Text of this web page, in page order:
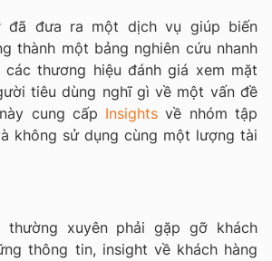
đã đưa ra một dịch vụ giúp biến
thành một bảng nghiên cứu nhanh
các thương hiệu đánh giá xem mặt
tiêu dùng nghĩ gì về một vấn đề
cung cấp Insights về nhóm tập
không sử dụng cùng một lượng tài
thường xuyên phải gặp gỡ khách
thông tin, insight về khách hàng